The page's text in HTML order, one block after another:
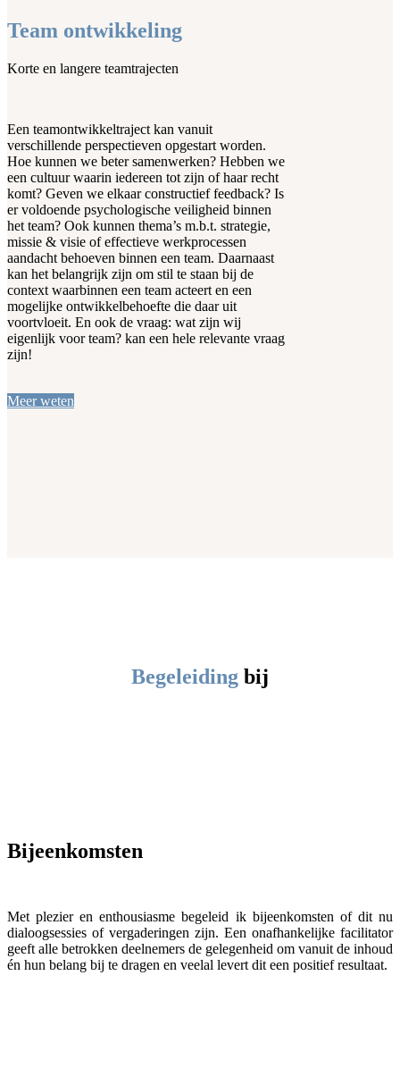
Team ontwikkeling
Korte en langere teamtrajecten
Een teamontwikkeltraject kan vanuit
verschillende perspectieven opgestart worden.
Hoe kunnen we beter samenwerken? Hebben we
een cultuur waarin iedereen tot zijn of haar recht
komt? Geven we elkaar constructief feedback? Is
er voldoende psychologische veiligheid binnen
het team? Ook kunnen thema’s m.b.t. strategie,
missie & visie of effectieve werkprocessen
aandacht behoeven binnen een team. Daarnaast
kan het belangrijk zijn om stil te staan bij de
context waarbinnen een team acteert en een
mogelijke ontwikkelbehoefte die daar uit
voortvloeit. En ook de vraag: wat zijn wij
eigenlijk voor team? kan een hele relevante vraag
zijn!
Meer weten
Begeleiding bij
Bijeenkomsten
Met plezier en enthousiasme begeleid ik bijeenkomsten of dit nu
dialoogsessies of vergaderingen zijn. Een onafhankelijke facilitator
geeft alle betrokken deelnemers de gelegenheid om vanuit de inhoud
én hun belang bij te dragen en veelal levert dit een positief resultaat.